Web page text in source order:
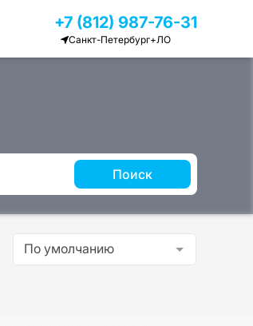
+7 (812) 987-76-31
Санкт-Петербург+ЛО
Поиск
По умолчанию